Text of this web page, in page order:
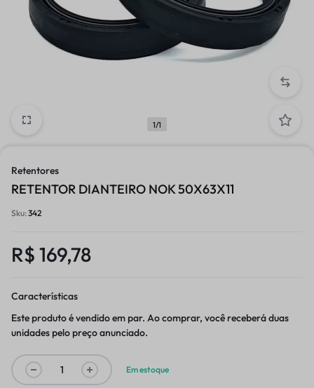
1/1
Retentores
RETENTOR DIANTEIRO NOK 50X63X11
Sku:342
R$ 169,78
Características
Este produto é vendido em par. Ao comprar, você receberá duas
unidades pelo preço anunciado.
Em estoque